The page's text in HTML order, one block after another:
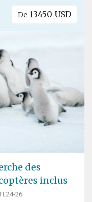
De 13450 USD
des
inclus
26